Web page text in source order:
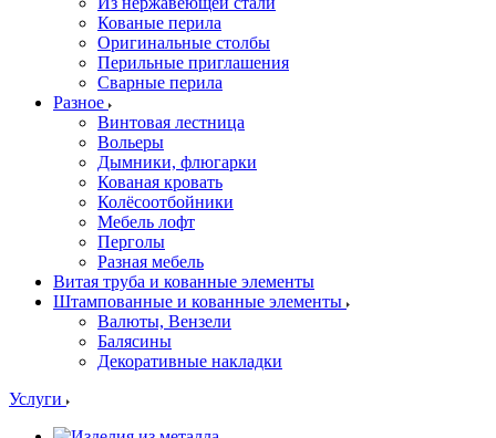
Кованые перила
Оригинальные столбы
Перильные приглашения
Сварные перила
Разное
Винтовая лестница
Вольеры
Дымники, флюгарки
Кованая кровать
Колёсоотбойники
Мебель лофт
Перголы
Разная мебель
Витая труба и кованные элементы
Штампованные и кованные элементы
Валюты, Вензели
Балясины
Декоративные накладки
Услуги